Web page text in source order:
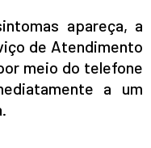
apareça, a
de Atendimento
meio do telefone
a um